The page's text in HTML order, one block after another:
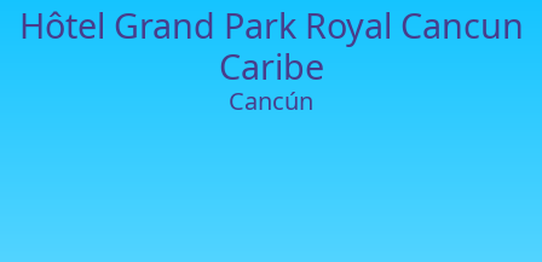
Hôtel Grand Park Royal Cancun
Caribe
Cancún